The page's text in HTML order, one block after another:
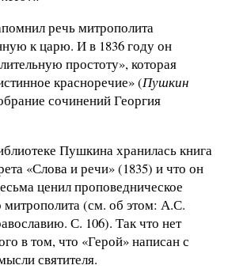
речь митрополита
к царю. И в 1836 году он
простоту», которая
красноречие» (Пушкин
сочинений Георгия
Пушкина хранилась книга
«Слова и речи» (1835) и что он
ценил проповедническое
митрополита (см. об этом: А.С.
С. 106). Так что нет
в том, что «Герой» написан с
святителя.